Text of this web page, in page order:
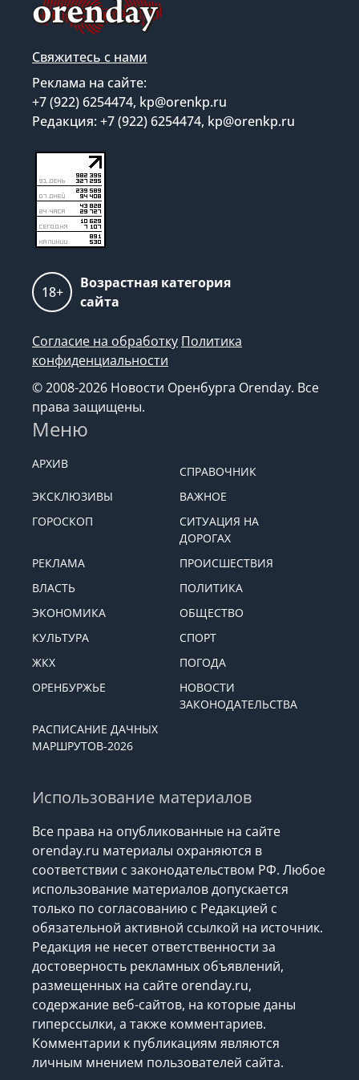
Свяжитесь с нами
Реклама на сайте:
+7 (922) 6254474, kp@orenkp.ru
Редакция: +7 (922) 6254474, kp@orenkp.ru
18+
Возрастная категория
сайта
Согласие на обработку Политика
конфиденциальности
© 2008-2026 Новости Оренбурга Orenday. Все
права защищены.
Меню
АРХИВ
СПРАВОЧНИК
ЭКСКЛЮЗИВЫ
ВАЖНОЕ
ГОРОСКОП
СИТУАЦИЯ НА
ДОРОГАХ
РЕКЛАМА
ПРОИСШЕСТВИЯ
ВЛАСТЬ
ПОЛИТИКА
ЭКОНОМИКА
ОБЩЕСТВО
КУЛЬТУРА
СПОРТ
ЖКХ
ПОГОДА
ОРЕНБУРЖЬЕ
НОВОСТИ
ЗАКОНОДАТЕЛЬСТВА
РАСПИСАНИЕ ДАЧНЫХ
МАРШРУТОВ-2026
Использование материалов
Все права на опубликованные на сайте
orenday.ru материалы охраняются в
соответствии с законодательством РФ. Любое
использование материалов допускается
только по согласованию с Редакцией с
обязательной активной ссылкой на источник.
Редакция не несет ответственности за
достоверность рекламных объявлений,
размещенных на сайте orenday.ru,
содержание веб-сайтов, на которые даны
гиперссылки, а также комментариев.
Комментарии к публикациям являются
личным мнением пользователей сайта.